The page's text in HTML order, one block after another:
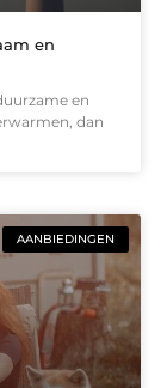
en
en
dan
AANBIEDINGEN